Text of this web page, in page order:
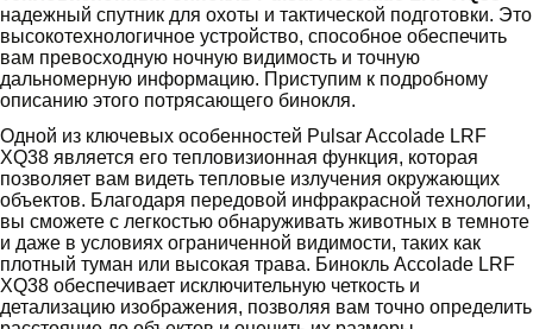
надежный спутник для охоты и тактической подготовки. Это
высокотехнологичное устройство, способное обеспечить
вам превосходную ночную видимость и точную
дальномерную информацию. Приступим к подробному
описанию этого потрясающего бинокля.
Одной из ключевых особенностей Pulsar Accolade LRF
XQ38 является его тепловизионная функция, которая
позволяет вам видеть тепловые излучения окружающих
объектов. Благодаря передовой инфракрасной технологии,
вы сможете с легкостью обнаруживать животных в темноте
и даже в условиях ограниченной видимости, таких как
плотный туман или высокая трава. Бинокль Accolade LRF
XQ38 обеспечивает исключительную четкость и
детализацию изображения, позволяя вам точно определить